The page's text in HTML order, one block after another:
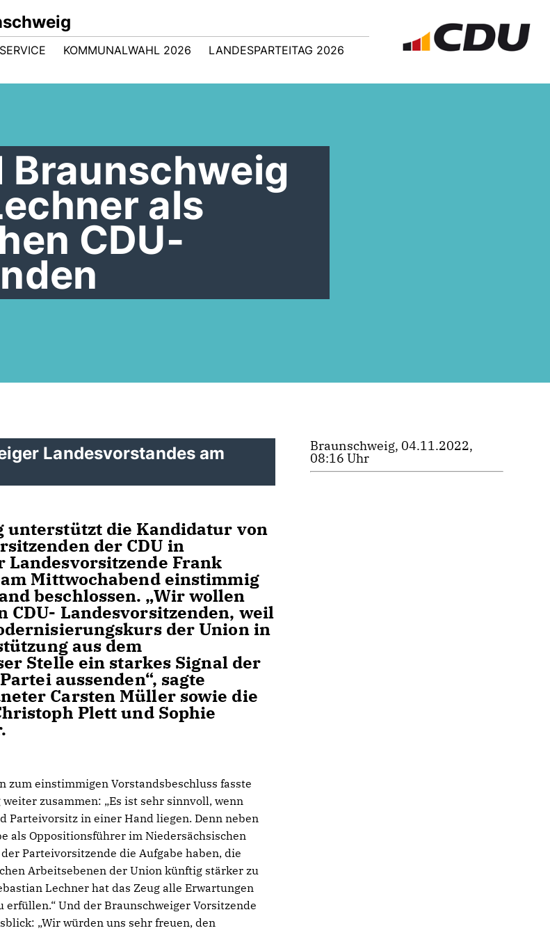
SERVICE KOMMUNALWAHL 2026 LANDESPARTEITAG 2026
als
CDU-
Landesvorstandes am
unterstützt die Kandidatur von
der CDU in
Landesvorsitzende Frank
Mittwochabend einstimmig
beschlossen. „Wir wollen
CDU- Landesvorsitzenden, weil
der Union in
aus dem
Stelle ein starkes Signal der
aussenden“, sagte
Carsten Müller sowie die
Plett und Sophie
zum einstimmigen Vorstandsbeschluss fasste
weiter zusammen: „Es ist sehr sinnvoll, wenn
Parteivorsitz in einer Hand liegen. Denn neben
als Oppositionsführer im Niedersächsischen
Parteivorsitzende die Aufgabe haben, die
Arbeitsebenen der Union künftig stärker zu
Lechner hat das Zeug alle Erwartungen
erfüllen.“ Und der Braunschweiger Vorsitzende
„Wir würden uns sehr freuen, den
Braunschweig, 04.11.2022,
08:16 Uhr